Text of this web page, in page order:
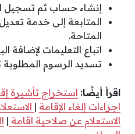
إنشاء حساب ثم تسجيل
المتابعة إلى خدمة
المتاحة.
اتباع التعليمات لإضافة
تسديد الرسوم المطلوبة
اقرأ أيضًا: استخراج تأشيرة
اجراءات إلغاء الإقامة |
الاستعلام عن صلاحية اقامة |